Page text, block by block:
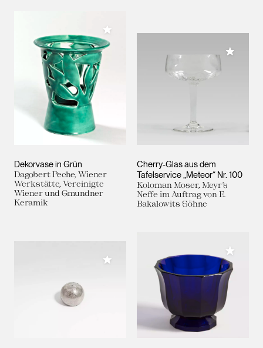
Dekorvase in Grün
Dagobert Peche, Wiener
Werkstätte, Vereinigte
Wiener und Gmundner
Keramik
Meiner Sammlung hinzufügen
Cherry-Glas aus dem
Tafelservice „Meteor“ Nr. 100
Koloman Moser, Meyr’s
Neffe im Auftrag von E.
Bakalowits Söhne
Meiner
Meiner Sammlung hinzufügen
Meiner